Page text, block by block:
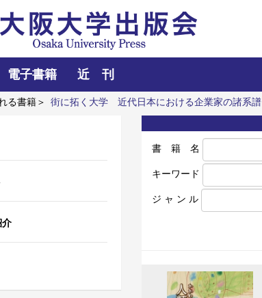
電子書籍 近 刊
る書籍＞ 街に拓く大学 近代日本における企業家の諸系譜
プラネタリーヘルスという視座
介
書 籍 名
キーワード
ジ ャ ン ル